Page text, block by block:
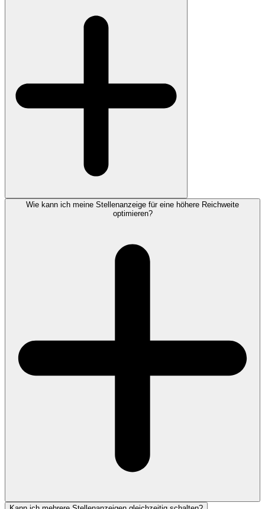
Wie kann ich meine Stellenanzeige für eine höhere Reichweite
optimieren?